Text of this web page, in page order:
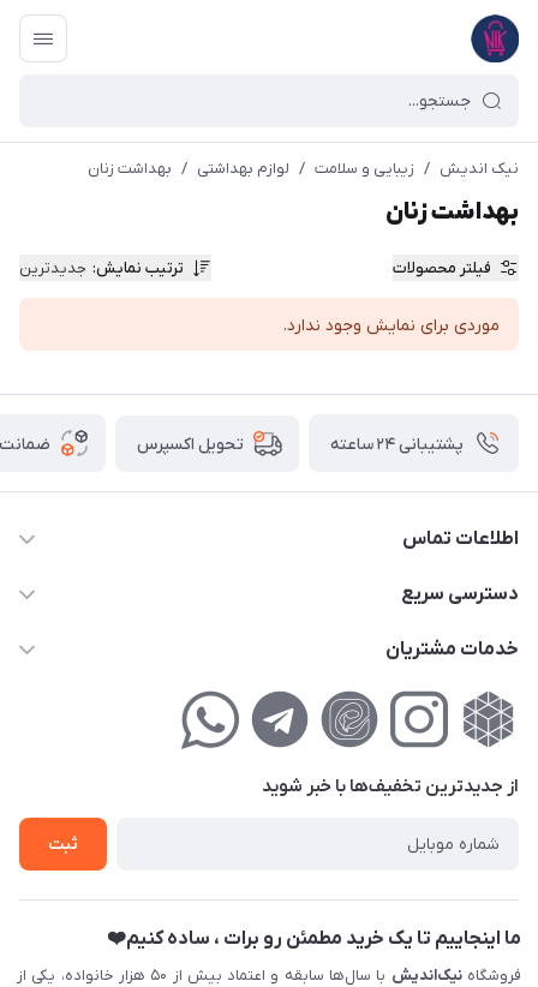
نیک اندیش / زیبایی و سلامت / لوازم بهداشتی / بهداشت زنان
بهداشت زنان
فیلتر محصولات ترتیب نمایش: جدیدترین
موردی برای نمایش وجود ندارد.
پشتیبانی ۲۴ ساعته تحویل اکسپرس ضمانت
اطلاعات تماس
02177111474
کوچه گلریز 4 غربی ، پلاک 13
دسترسی سریع
حساب کاربری
لیست محصولات
خدمات مشتریان
راهنمای‌خرید‌آنلاین
حریم خصوصی
فروش‌اقساطی
از جدید‌ترین تخفیف‌ها با‌ خبر شوید
ثبت
ما اینجاییم تا یک خرید مطمئن رو برات ، ساده کنیم❤️
فروشگاهنیک‌اندیش
با سال‌ها سابقه و اعتماد بیش از ۵۰ هزار خانواده، یکی از